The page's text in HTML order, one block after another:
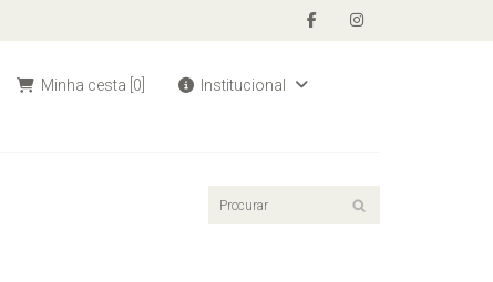
Minha cesta [0]
Institucional